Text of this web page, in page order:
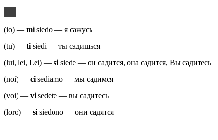
(io) — mi siedo — я сажусь
(tu) — ti siedi — ты садишься
(lui, lei, Lei) — si siede — он садится, она садится, Вы садитесь
(noi) — ci sediamo — мы садимся
(voi) — vi sedete — вы садитесь
(loro) — si siedono — они садятся